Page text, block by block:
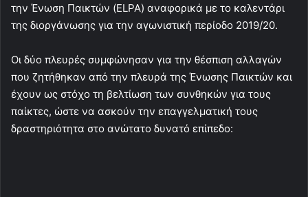
την Ένωση Παικτών (ELPA) αναφορικά με το καλεντάρι
της διοργάνωσης για την αγωνιστική περίοδο 2019/20.
Οι δύο πλευρές συμφώνησαν για την θέσπιση αλλαγών
που ζητήθηκαν από την πλευρά της Ένωσης Παικτών και
έχουν ως στόχο τη βελτίωση των συνθηκών για τους
παίκτες, ώστε να ασκούν την επαγγελματική τους
δραστηριότητα στο ανώτατο δυνατό επίπεδο: